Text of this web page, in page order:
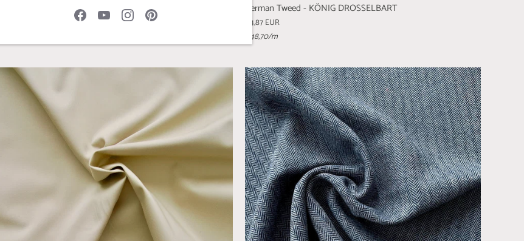
Panamastretch - MAGNOLIE German Tweed - KÖNIG DROSSELBART
€4,87 EUR
€48,70/m